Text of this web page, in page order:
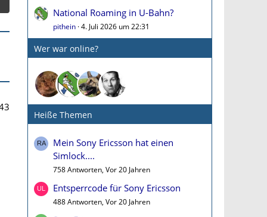
National Roaming in U-Bahn?
pithein 4. Juli 2026 um 22:31
Wer war online?
Heiße Themen
Mein Sony Ericsson hat einen
Simlock....
758 Antworten, Vor 20 Jahren
Entsperrcode für Sony Ericsson
488 Antworten, Vor 20 Jahren